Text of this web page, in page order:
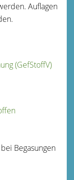
Auflagen
(GefStoffV)
Begasungen